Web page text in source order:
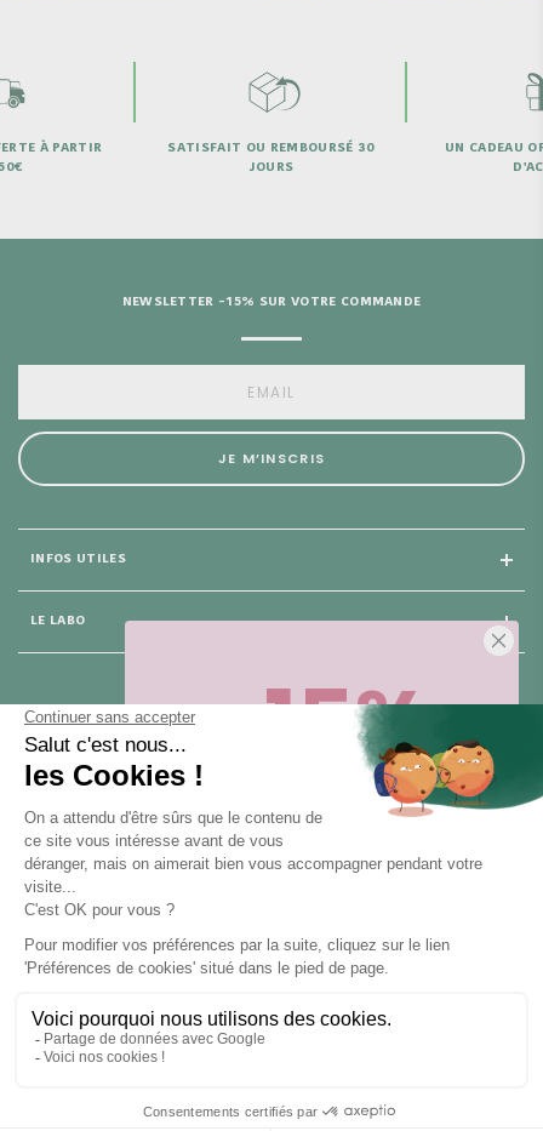
30
UN CADEAU OFFERT DÈS 69€
D'ACHAT
75 008 Paris
hello@santarome.fr
INFOS UTILES
LE LABO
NEWSLETTER -15% SUR VOTRE COMMANDE
JE M’INSCRIS
-15%
Sur votre première commande,
moment ! Désinscription en 1 clic, à
tout moment.
Obtenir -15%
marketing de notre part. Pour vous désinscrire, cliquez sur le lien de